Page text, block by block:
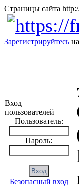
Страницы сайта
Зарегистрируйтесь
Вход
пользователей
Пользователь:
Пароль:
Безопасный вход